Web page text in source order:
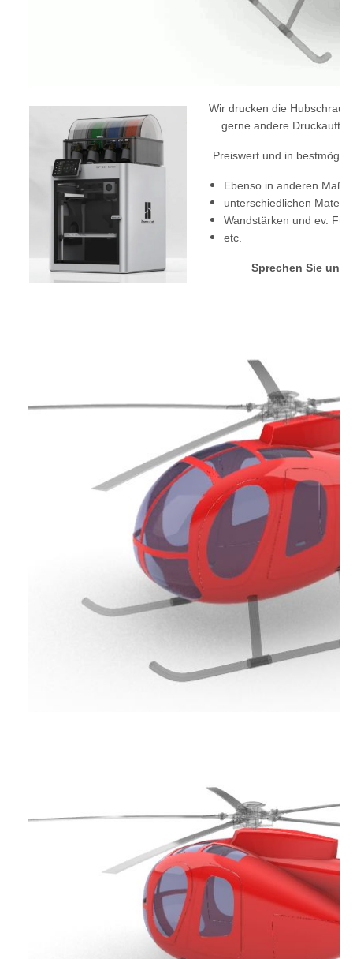
Wir drucken die
gerne andere
Preiswert und in
Ebenso in anderen
unterschiedlichen
Wandstärken und ev.
etc.
Sprechen Sie uns